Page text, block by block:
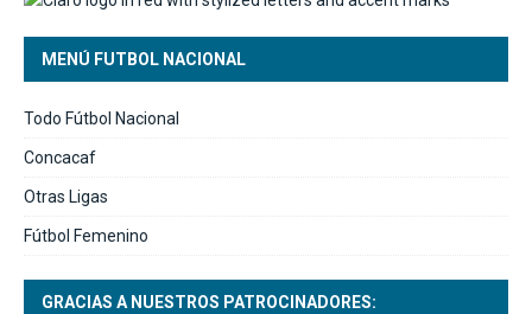
MENÚ FUTBOL NACIONAL
Todo Fútbol Nacional
Concacaf
Otras Ligas
Fútbol Femenino
GRACIAS A NUESTROS PATROCINADORES: